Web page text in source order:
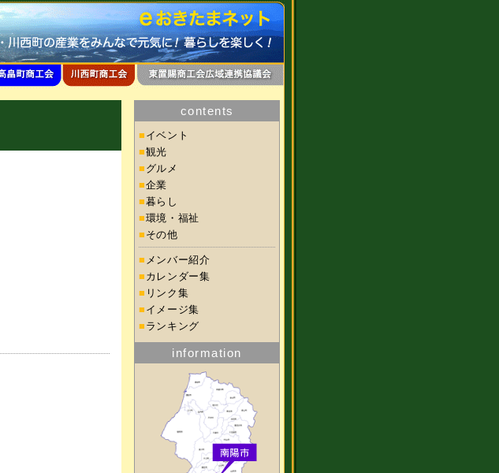
contents
■ イベント
■観光
■ グルメ
■企業
■暮らし
■環境・福祉
■ その他
■ メンバー紹介
■ カレンダー集
■ リンク集
■ イメージ集
■ ランキング
information